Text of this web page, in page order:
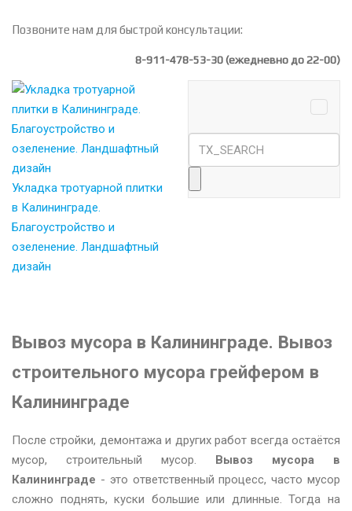
Позвоните нам для быстрой консультации:
8-911-478-53-30(ежедневно до 22-00)
Укладка тротуарной плитки
в Калининграде.
Благоустройство и
озеленение. Ландшафтный
дизайн
Вывоз мусора в Калининграде. Вывоз
строительного мусора грейфером в
Калининграде
После стройки, демонтажа и других работ всегда остаётся
мусор, строительный мусор.
Вывоз мусора в
Калининграде - это ответственный процесс, часто мусор
сложно поднять, куски большие или длинные. Тогда на